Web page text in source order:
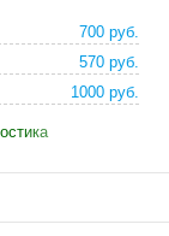
700 руб.
570 руб.
1000 руб.